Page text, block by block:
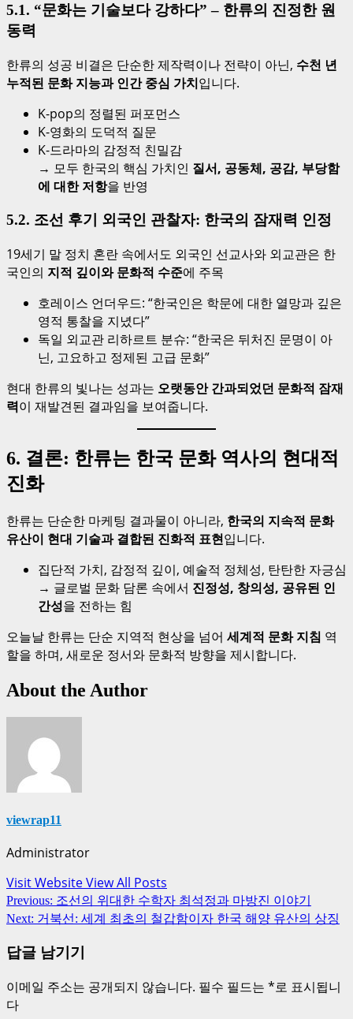
5.1. “문화는 기술보다 강하다” – 한류의 진정한 원
동력
한류의 성공 비결은 단순한 제작력이나 전략이 아닌, 수천 년
누적된 문화 지능과 인간 중심 가치입니다.
K-pop의 정렬된 퍼포먼스
K-영화의 도덕적 질문
K-드라마의 감정적 친밀감
→ 모두 한국의 핵심 가치인 질서, 공동체, 공감, 부당함
에 대한 저항을 반영
5.2. 조선 후기 외국인 관찰자: 한국의 잠재력 인정
19세기 말 정치 혼란 속에서도 외국인 선교사와 외교관은 한
국인의 지적 깊이와 문화적 수준에 주목
호레이스 언더우드: “한국인은 학문에 대한 열망과 깊은
영적 통찰을 지녔다”
독일 외교관 리하르트 분슈: “한국은 뒤처진 문명이 아
닌, 고요하고 정제된 고급 문화”
현대 한류의 빛나는 성과는 오랫동안 간과되었던 문화적 잠재
력이 재발견된 결과임을 보여줍니다.
6. 결론: 한류는 한국 문화 역사의 현대적
진화
한류는 단순한 마케팅 결과물이 아니라, 한국의 지속적 문화
유산이 현대 기술과 결합된 진화적 표현입니다.
집단적 가치, 감정적 깊이, 예술적 정체성, 탄탄한 자긍심
→ 글로벌 문화 담론 속에서 진정성, 창의성, 공유된 인
간성을 전하는 힘
오늘날 한류는 단순 지역적 현상을 넘어 세계적 문화 지침 역
할을 하며, 새로운 정서와 문화적 방향을 제시합니다.
About the Author
viewrap11
Administrator
Visit WebsiteView All Posts
Post
navigation
Previous: 조선의 위대한 수학자 최석정과 마방진 이야기
Next: 거북선: 세계 최초의 철갑함이자 한국 해양 유산의 상징
답글 남기기
이메일 주소는 공개되지 않습니다. 필수 필드는 *로 표시됩니
다